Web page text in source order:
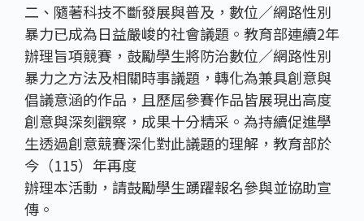
二、隨著科技不斷發展與普及，數位∕網路性別
暴力已成為日益嚴峻的社會議題。教育部連續2年
辦理旨項競賽，鼓勵學生將防治數位∕網路性別
暴力之方法及相關時事議題，轉化為兼具創意與
倡議意涵的作品，且歷屆參賽作品皆展現出高度
創意與深刻觀察，成果十分精采。為持續促進學
生透過創意競賽深化對此議題的理解，教育部於
今（115）年再度
辦理本活動，請鼓勵學生踴躍報名參與並協助宣
傳。